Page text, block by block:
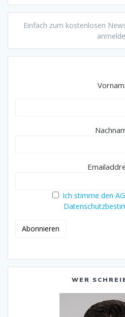
Einfach zum kostenlosen
Ich stimme den
WER